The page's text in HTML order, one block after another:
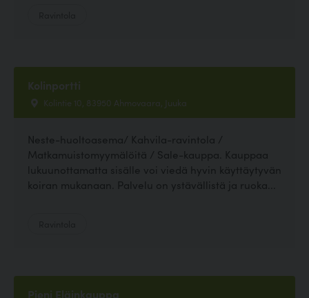
Kolinportti
Kolintie 10, 83950 Ahmovaara, Juuka
Neste-huoltoasema/ Kahvila-ravintola /
Matkamuistomyymälöitä / Sale-kauppa. Kauppaa
lukuunottamatta sisälle voi viedä hyvin käyttäytyvän
koiran mukanaan. Palvelu on ystävällistä ja ruoka...
Pieni Eläinkauppa